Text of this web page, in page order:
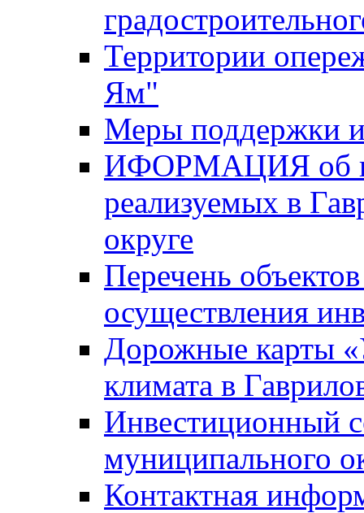
Территории
Ям"
Меры поддержки
ИФОРМАЦИЯ об
реализуемых в
округе
Перечень
осуществления
Дорожные карты
климата в
Инвестиционный
муниципального
Контактная